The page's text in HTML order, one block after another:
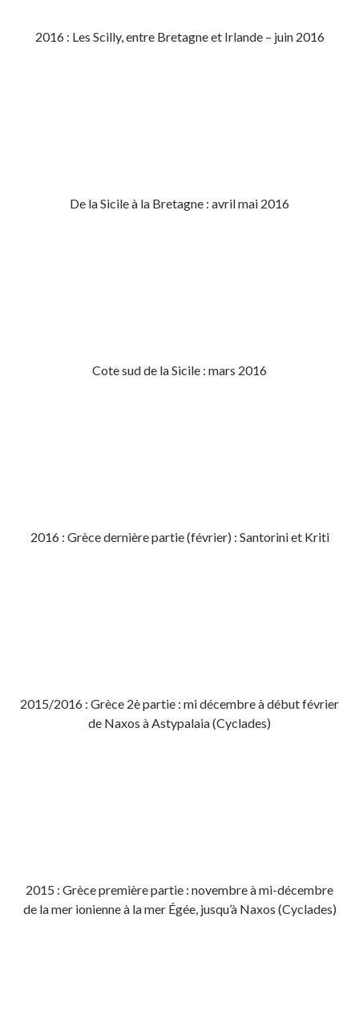
2016 : Les Scilly, entre Bretagne et Irlande – juin 2016
De la Sicile à la Bretagne : avril mai 2016
Cote sud de la Sicile : mars 2016
2016 : Grèce dernière partie (février) : Santorini et Kriti
2015/2016 : Grèce 2è partie : mi décembre à début février
de Naxos à Astypalaia (Cyclades)
2015 : Grèce première partie : novembre à mi-décembre
de la mer ionienne à la mer Égée, jusqu’à Naxos (Cyclades)